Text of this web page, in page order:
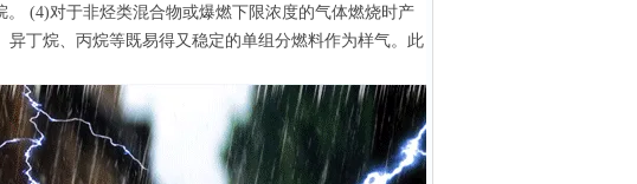
(4)对于非烃类混合物或爆燃下限浓度的气体燃烧时产
丁烷、丙烷等既易得又稳定的单组分燃料作为样气。此